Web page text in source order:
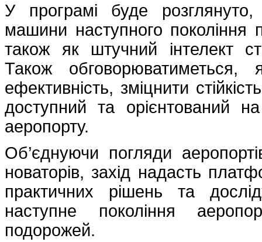
У програмі буде розглянуто,
машини наступного покоління
також як штучний інтелект
Також обговорюватиметься,
ефективність, зміцнити
доступний та орієнтований
аеропорту.
Об’єднуючи погляди
новаторів, захід надасть
практичних рішень та
наступне покоління
подорожей.